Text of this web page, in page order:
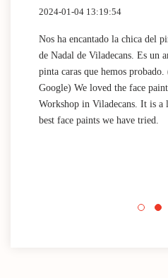
2024-01-04 13:19:54
Nos ha encantado la chica del
de Nadal de Viladecans. Es un
pinta caras que hemos
Google) We loved the face
Workshop in Viladecans. It is a
best face paints we have tried.